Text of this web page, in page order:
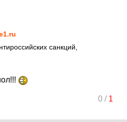
санкций,
0/ 1